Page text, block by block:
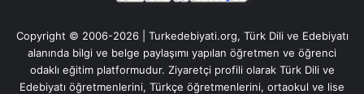
Copyright © 2006-2026 | Turkedebiyati.org, Türk Dili ve Edebiyatı
alanında bilgi ve belge paylaşımı yapılan öğretmen ve öğrenci
odaklı eğitim platformudur. Ziyaretçi profili olarak Türk Dili ve
Edebiyatı öğretmenlerini, Türkçe öğretmenlerini, ortaokul ve lise